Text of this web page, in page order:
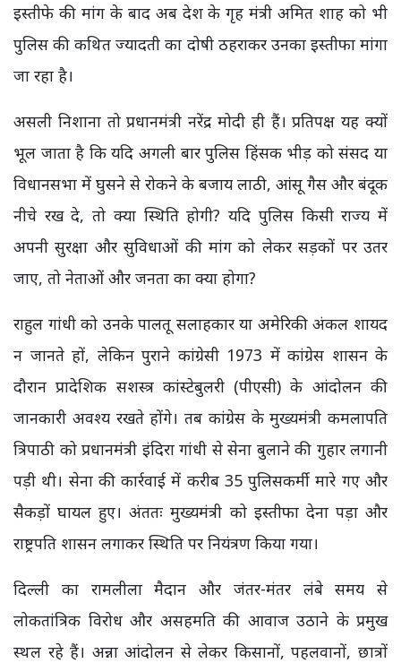
इस्तीफे की मांग के बाद अब देश के गृह मंत्री अमित शाह को भी
पुलिस की कथित ज्यादती का दोषी ठहराकर उनका इस्तीफा मांगा
जा रहा है।
असली निशाना तो प्रधानमंत्री नरेंद्र मोदी ही हैं। प्रतिपक्ष यह क्यों
भूल जाता है कि यदि अगली बार पुलिस हिंसक भीड़ को संसद या
विधानसभा में घुसने से रोकने के बजाय लाठी, आंसू गैस और बंदूक
नीचे रख दे, तो क्या स्थिति होगी? यदि पुलिस किसी राज्य में
अपनी सुरक्षा और सुविधाओं की मांग को लेकर सड़कों पर उतर
जाए, तो नेताओं और जनता का क्या होगा?
राहुल गांधी को उनके पालतू सलाहकार या अमेरिकी अंकल शायद
न जानते हों, लेकिन पुराने कांग्रेसी 1973 में कांग्रेस शासन के
दौरान प्रादेशिक सशस्त्र कांस्टेबुलरी (पीएसी) के आंदोलन की
जानकारी अवश्य रखते होंगे। तब कांग्रेस के मुख्यमंत्री कमलापति
त्रिपाठी को प्रधानमंत्री इंदिरा गांधी से सेना बुलाने की गुहार लगानी
पड़ी थी। सेना की कार्रवाई में करीब 35 पुलिसकर्मी मारे गए और
सैकड़ों घायल हुए। अंततः मुख्यमंत्री को इस्तीफा देना पड़ा और
राष्ट्रपति शासन लगाकर स्थिति पर नियंत्रण किया गया।
दिल्ली का रामलीला मैदान और जंतर-मंतर लंबे समय से
लोकतांत्रिक विरोध और असहमति की आवाज उठाने के प्रमुख
स्थल रहे हैं। अन्ना आंदोलन से लेकर किसानों, पहलवानों, छात्रों